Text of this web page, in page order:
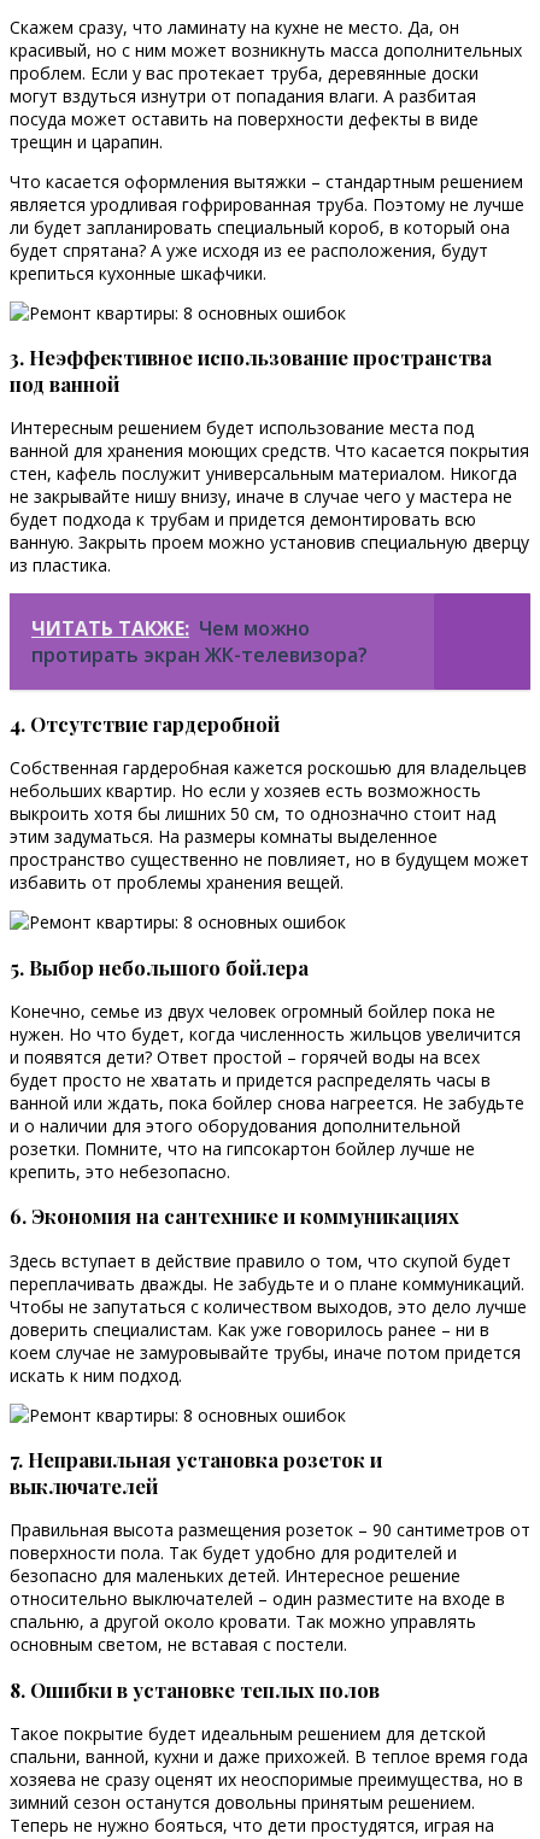
Скажем сразу, что ламинату на кухне не место. Да, он
красивый, но с ним может возникнуть масса дополнительных
проблем. Если у вас протекает труба, деревянные доски
могут вздуться изнутри от попадания влаги. А разбитая
посуда может оставить на поверхности дефекты в виде
трещин и царапин.
Что касается оформления вытяжки – стандартным решением
является уродливая гофрированная труба. Поэтому не лучше
ли будет запланировать специальный короб, в который она
будет спрятана? А уже исходя из ее расположения, будут
крепиться кухонные шкафчики.
3. Неэффективное использование пространства
под ванной
Интересным решением будет использование места под
ванной для хранения моющих средств. Что касается покрытия
стен, кафель послужит универсальным материалом. Никогда
не закрывайте нишу внизу, иначе в случае чего у мастера не
будет подхода к трубам и придется демонтировать всю
ванную. Закрыть проем можно установив специальную дверцу
из пластика.
ЧИТАТЬ ТАКЖЕ: Чем можно
протирать экран ЖК-телевизора?
4. Отсутствие гардеробной
Собственная гардеробная кажется роскошью для владельцев
небольших квартир. Но если у хозяев есть возможность
выкроить хотя бы лишних 50 см, то однозначно стоит над
этим задуматься. На размеры комнаты выделенное
пространство существенно не повлияет, но в будущем может
избавить от проблемы хранения вещей.
5. Выбор небольшого бойлера
Конечно, семье из двух человек огромный бойлер пока не
нужен. Но что будет, когда численность жильцов увеличится
и появятся дети? Ответ простой – горячей воды на всех
будет просто не хватать и придется распределять часы в
ванной или ждать, пока бойлер снова нагреется. Не забудьте
и о наличии для этого оборудования дополнительной
розетки. Помните, что на гипсокартон бойлер лучше не
крепить, это небезопасно.
6. Экономия на сантехнике и коммуникациях
Здесь вступает в действие правило о том, что скупой будет
переплачивать дважды. Не забудьте и о плане коммуникаций.
Чтобы не запутаться с количеством выходов, это дело лучше
доверить специалистам. Как уже говорилось ранее – ни в
коем случае не замуровывайте трубы, иначе потом придется
искать к ним подход.
7. Неправильная установка розеток и
выключателей
Правильная высота размещения розеток – 90 сантиметров от
поверхности пола. Так будет удобно для родителей и
безопасно для маленьких детей. Интересное решение
относительно выключателей – один разместите на входе в
спальню, а другой около кровати. Так можно управлять
основным светом, не вставая с постели.
8. Ошибки в установке теплых полов
Такое покрытие будет идеальным решением для детской
спальни, ванной, кухни и даже прихожей. В теплое время года
хозяева не сразу оценят их неоспоримые преимущества, но в
зимний сезон останутся довольны принятым решением.
Теперь не нужно бояться, что дети простудятся, играя на